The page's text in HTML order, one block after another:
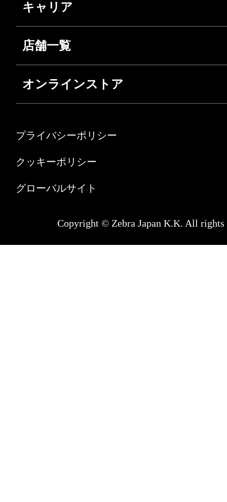
キャリア
店舗一覧
オンラインストア
プライバシーポリシー
クッキーポリシー
グローバルサイト
Copyright © Zebra Japan K.K. All rights